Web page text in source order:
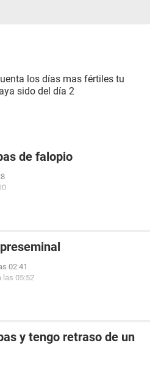
los días mas fértiles tu
sido del día 2
de falopio
02:41
las 05:52
y tengo retraso de un